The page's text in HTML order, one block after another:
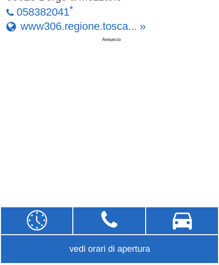
058382041*
www306.regione.tosca... »
Annuncio
vedi orari di apertura